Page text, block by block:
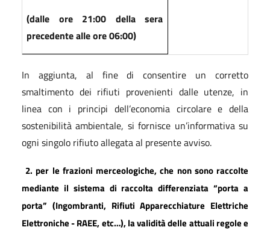
(dalle ore 21:00 della sera
precedente alle ore 06:00)
In aggiunta, al fine di consentire un corretto
smaltimento dei rifiuti provenienti dalle utenze, in
linea con i principi dell’economia circolare e della
sostenibilità ambientale, si fornisce un’informativa su
ogni singolo rifiuto allegata al presente avviso.
2. per le frazioni merceologiche, che non sono raccolte
mediante il sistema di raccolta differenziata “porta a
porta” (Ingombranti, Rifiuti Apparecchiature Elettriche
Elettroniche - RAEE, etc…), la validità delle attuali regole e